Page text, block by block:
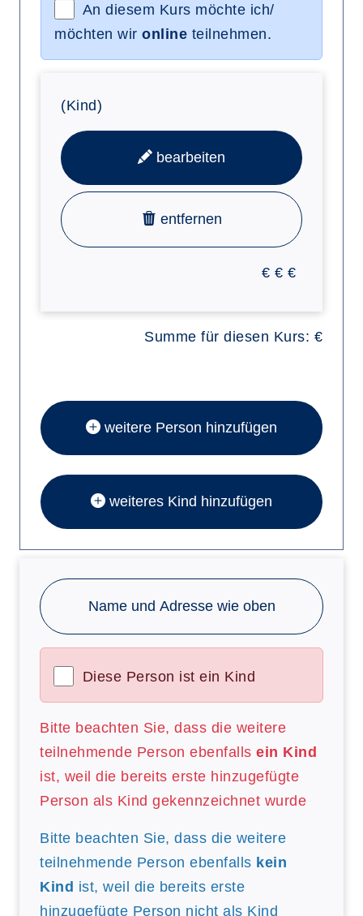
An diesem Kurs möchte ich/
möchten wir online teilnehmen.
(Kind)
bearbeiten
entfernen
€ € €
Summe für diesen Kurs: €
weitere Person hinzufügen
weiteres Kind hinzufügen
Name und Adresse wie oben
Diese Person ist ein Kind
Bitte beachten Sie, dass die weitere
teilnehmende Person ebenfalls ein Kind
ist, weil die bereits erste hinzugefügte
Person als Kind gekennzeichnet wurde
Bitte beachten Sie, dass die weitere
teilnehmende Person ebenfalls kein
Kind ist, weil die bereits erste
hinzugefügte Person nicht als Kind